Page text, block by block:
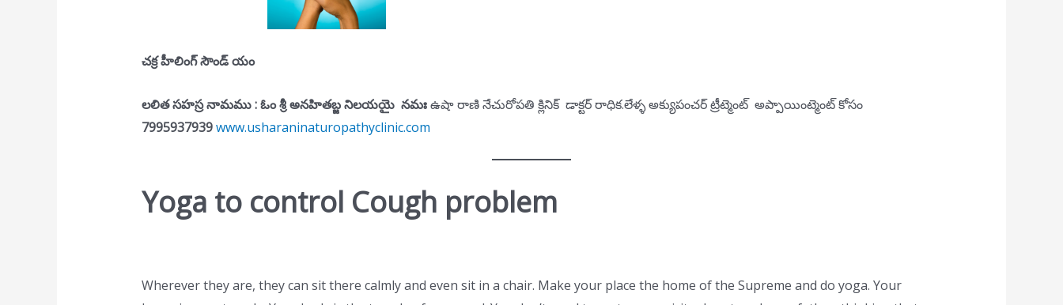
చక్ర హీలింగ్ సౌండ్ యం
లలిత సహస్ర నామము : ఓం శ్రీ అనహితబ్జ నిలయయై నమఃఉషా రాణి నేచురోపతి క్లినిక్ డాక్టర్ రాధిక.లేళ్ళ అక్యుపంచర్ ట్రీట్మెంట్ అప్పాయింట్మెంట్ కోసం
7995937939www.usharaninaturopathyclinic.com
Yoga to control Cough problem
Wherever they are, they can sit there calmly and even sit in a chair. Make your place the home of the Supreme and do yoga. Your